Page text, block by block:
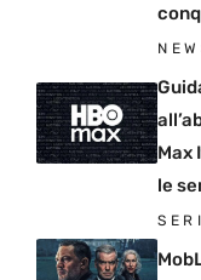
Max
le